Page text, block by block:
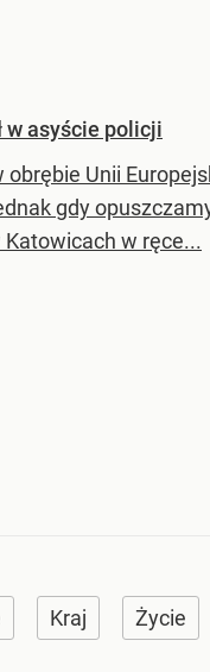
w asyście policji
obrębie Unii
gdy
w ręce...
Kraj Życie